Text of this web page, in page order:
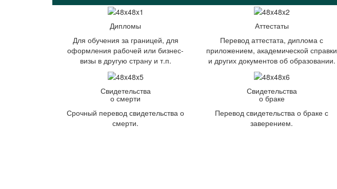
Дипломы
Для обучения за границей, для
оформления рабочей или бизнес-
визы в другую страну и т.п.
Аттестаты
Перевод аттестата, диплома с
приложением, академической справки
и других документов об образовании.
Свидетельства
о смерти
Срочный перевод свидетельства о
смерти.
Свидетельства
о браке
Перевод свидетельства о браке с
заверением.